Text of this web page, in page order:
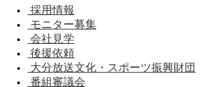
採用情報
モニター募集
会社見学
後援依頼
大分放送文化・スポーツ振興財団
番組審議会